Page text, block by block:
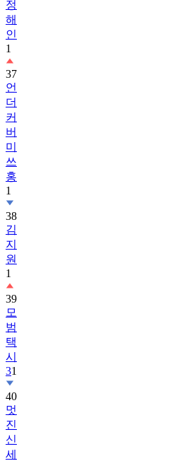
정
해
인
1
37
언
더
커
버
미
쓰
홍
1
38
김
지
원
1
39
모
범
택
시
31
40
멋
진
신
세